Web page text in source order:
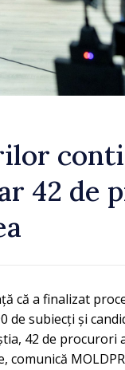
42 de
că a finalizat
de subiecți și
42 de